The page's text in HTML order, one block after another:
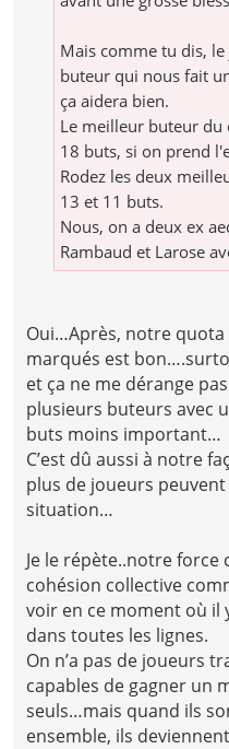
Mais comme tu dis,
buteur qui nous fait
ça aidera bien.
Le meilleur buteur du
18 buts, si on prend
Rodez les deux
13 et 11 buts.
Nous, on a deux ex
Rambaud et Larose
Oui…Après, notre quota
marqués est
et ça ne me dérange
plusieurs buteurs avec
buts moins important…
C’est dû aussi à notre
plus de joueurs
situation…
Je le répète..notre force
cohésion collective
voir en ce moment où il
dans toutes les lignes.
On n’a pas de joueurs
capables de gagner un
seuls…mais quand ils
ensemble, ils